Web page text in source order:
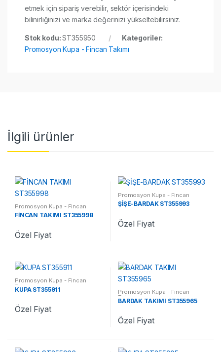
etmek için sipariş verebilir, sektör içerisindeki
bilinirliğinizi ve marka değerinizi yükseltebilirsiniz.
Stok kodu:ST355950
Kategoriler:
Promosyon Kupa - Fincan Takımı
İlgili ürünler
Promosyon Kupa - Fincan
Takımı
FİNCAN TAKIMI ST355998
Özel Fiyat
Promosyon Kupa - Fincan
Takımı
ŞİŞE-BARDAK ST355993
Özel Fiyat
Promosyon Kupa - Fincan
Takımı
KUPA ST355911
Özel Fiyat
Promosyon Kupa - Fincan
Takımı
BARDAK TAKIMI ST355965
Özel Fiyat